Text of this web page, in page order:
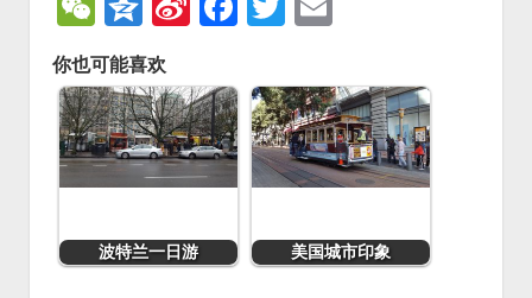
e
C
h
at
z
o
n
e
a
W
ei
b
o
c
e
b
o
o
k
tt
er
ai
l
你也可能喜欢
波特兰一日游 美国城市印象